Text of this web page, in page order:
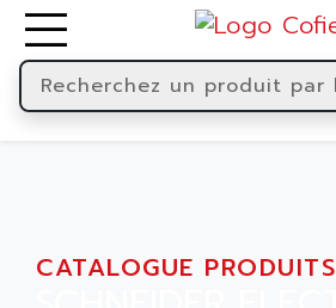
CATALOGUE PRODUITS